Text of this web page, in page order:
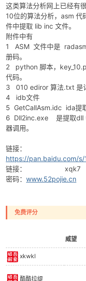
爱
破
这类算法分析网上已经有
10位的算法分析，asm
件中提取 lib inc 文件。
附件中有
1 ASM 文件中是
册码。
2 python 脚本，
代码。
3 010 ediror 算法.txt 是
4 idb文件
5 GetCallAsm.idc ida提
6 Dll2inc.exe 是提取dll
器调用。
链接：
https://pan.baidu.com/s/
链接： xqk7
密码： www.52pojie.cn
免费评分
威望
xkwkl
酷酷拉缇